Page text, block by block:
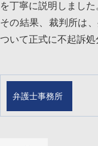
を丁寧に説明しました
その結果、裁判所は
ついて正式に不起訴処
弁護士事務所